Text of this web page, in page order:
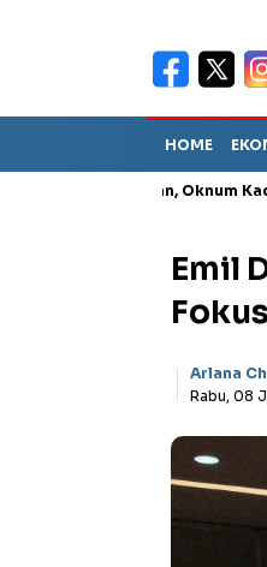
HOME
Oknum Kades di
Emil
Arlana
Rabu, 08